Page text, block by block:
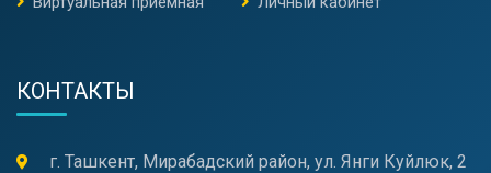
КОНТАКТЫ
г. Ташкент, Мирабадский район, ул. Янги Куйлюк, 2